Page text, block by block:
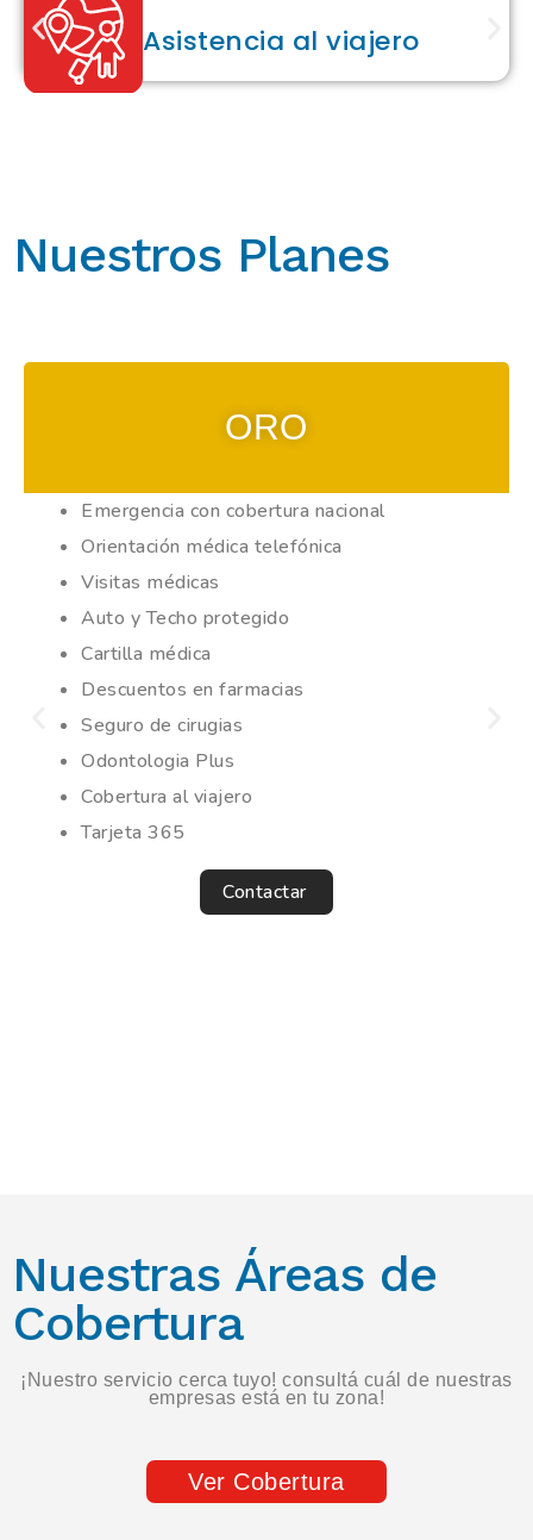
Asistencia al viajero
Nuestros Planes
ORO
Emergencia con cobertura nacional
Orientación médica telefónica
Visitas médicas
Auto y Techo protegido
Cartilla médica
Descuentos en farmacias
Seguro de cirugias
Odontologia Plus
Cobertura al viajero
Tarjeta 365
Contactar
Nuestras Áreas de
Cobertura
¡Nuestro servicio cerca tuyo! consultá cuál de nuestras
empresas está en tu zona!
Ver Cobertura